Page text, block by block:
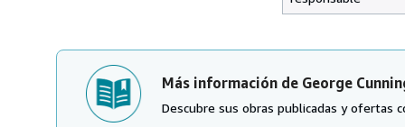
Más información de George
Descubre sus obras publicadas y ofertas